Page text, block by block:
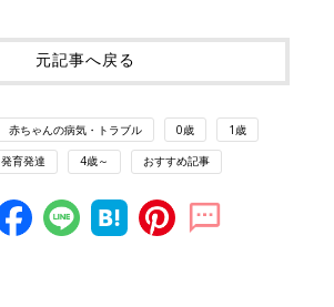
元記事へ戻る
赤ちゃんの病気・トラブル 0歳 1歳
発育発達 4歳～ おすすめ記事